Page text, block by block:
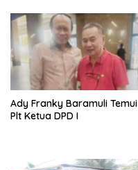
Ady Franky Baramuli Temui
Plt Ketua DPD I